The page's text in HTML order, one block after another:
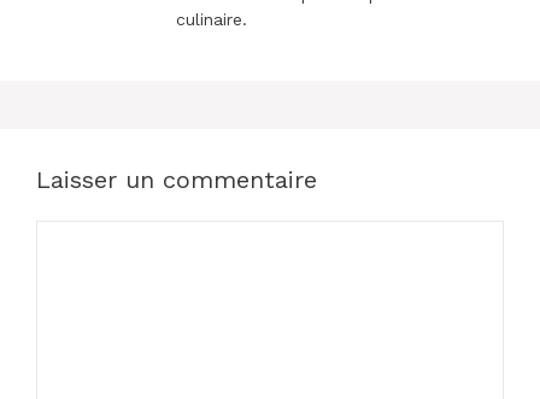
culinaire.
Laisser un commentaire